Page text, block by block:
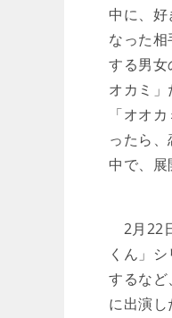
中に、
なった
する男女
オカミ
「オオ
ったら
中で、展
2月22
くん」
するなど
に出演し